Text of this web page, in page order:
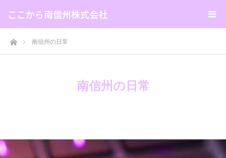
ここから南信州株式会社
ホーム南信州の日常
南信州の日常